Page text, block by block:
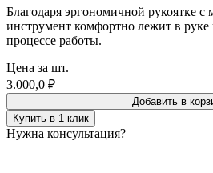
Благодаря эргономичной рукоятке с
инструмент комфортно лежит в руке
процессе работы.
Цена за шт.
3.000,0 ₽
Добавить в
Купить в 1 клик
Нужна консультация?